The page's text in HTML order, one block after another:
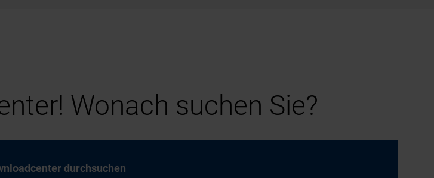
Wonach suchen Sie?
durchsuchen